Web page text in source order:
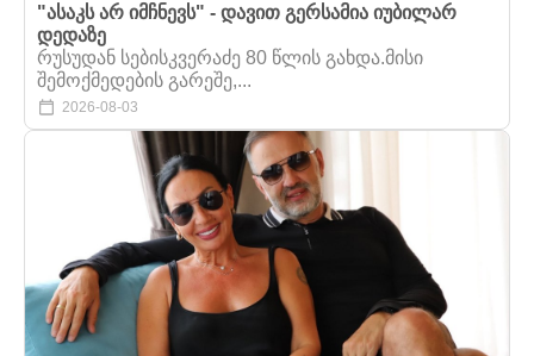
"ასაკს არ იმჩნევს" - დავით გერსამია იუბილარ
დედაზე
რუსუდან სებისკვერაძე 80 წლის გახდა.მისი
შემოქმედების გარეშე,...
2026-08-03